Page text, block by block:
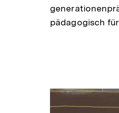
pädagogisch